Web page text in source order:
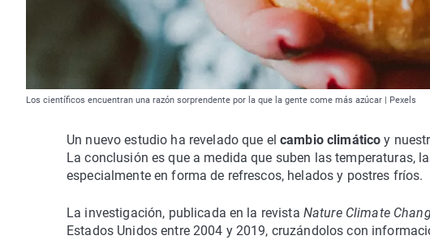
Los científicos encuentran una razón sorprendente por la que la gente come más azúcar | Pexels
Un nuevo estudio ha revelado que elcambio climático y
La conclusión es que a medida que suben las temperaturas,
especialmente en forma de refrescos, helados y postres fríos.
La investigación, publicada en la revista Nature Climate
Estados Unidos entre 2004 y 2019, cruzándolos con